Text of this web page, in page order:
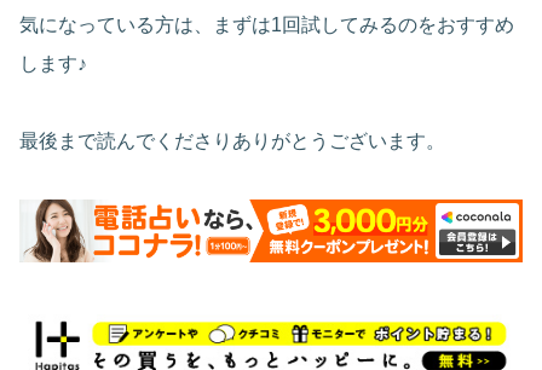
気になっている方は、まずは1回試してみるのをおすすめ
します♪
最後まで読んでくださりありがとうございます。